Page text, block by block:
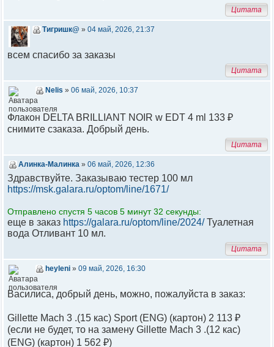
Цитата
Тигришк@ » 04 май, 2026, 21:37
всем спасибо за заказы
Цитата
Nelis » 06 май, 2026, 10:37
Флакон DELTA BRILLIANT NOIR w EDT 4 ml 133 ₽
снимите сзаказа. Добрый день.
Цитата
Алинка-Малинка » 06 май, 2026, 12:36
Здравствуйте. Заказываю тестер 100 мл
https://msk.galara.ru/optom/line/1671/
Отправлено спустя 5 часов 5 минут 32 секунды:
еще в заказ https://galara.ru/optom/line/2024/Туалетная
вода Отливант 10 мл.
Цитата
heyleni » 09 май, 2026, 16:30
Василиса, добрый день, можно, пожалуйста в заказ:
Gillette Mach 3 .(15 кас) Sport (ENG) (картон) 2 113 ₽
(если не будет, то на замену Gillette Mach 3 .(12 кас)
(ENG) (картон) 1 562 ₽)